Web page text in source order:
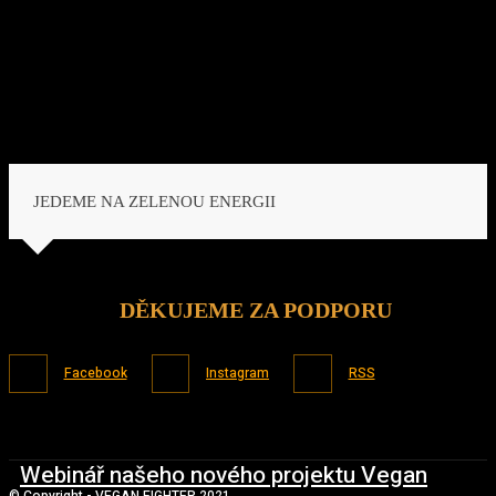
Webinář našeho nového projektu Vegan
JEDEME NA ZELENOU ENERGII
DĚKUJEME ZA PODPORU
Facebook Instagram RSS